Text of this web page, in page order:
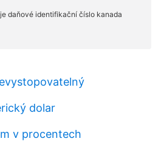
dolar
v procentech